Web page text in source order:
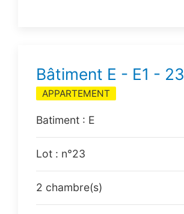
Bâtiment E - E1 - 23
APPARTEMENT
Batiment : E
Lot : n°23
2 chambre(s)